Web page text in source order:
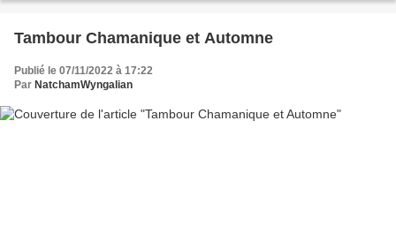
Tambour Chamanique et Automne
Publié le 07/11/2022 à 17:22
Par NatchamWyngalian